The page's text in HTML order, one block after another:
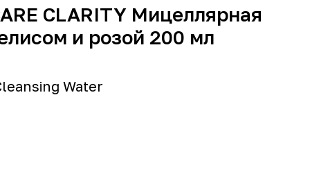
CLARITY Мицеллярная
и розой 200 мл
Water